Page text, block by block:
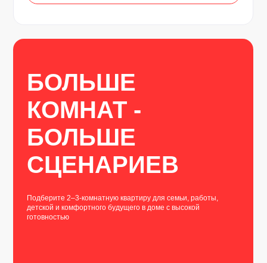
БОЛЬШЕ
КОМНАТ -
БОЛЬШЕ
СЦЕНАРИЕВ
Подберите 2–3-комнатную квартиру для семьи, работы,
детской и комфортного будущего в доме с высокой
готовностью